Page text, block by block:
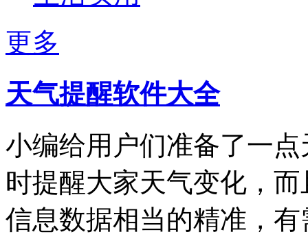
更多
天气提醒软件大全
小编给用户们准备了一
时提醒大家天气变化，
信息数据相当的精准，